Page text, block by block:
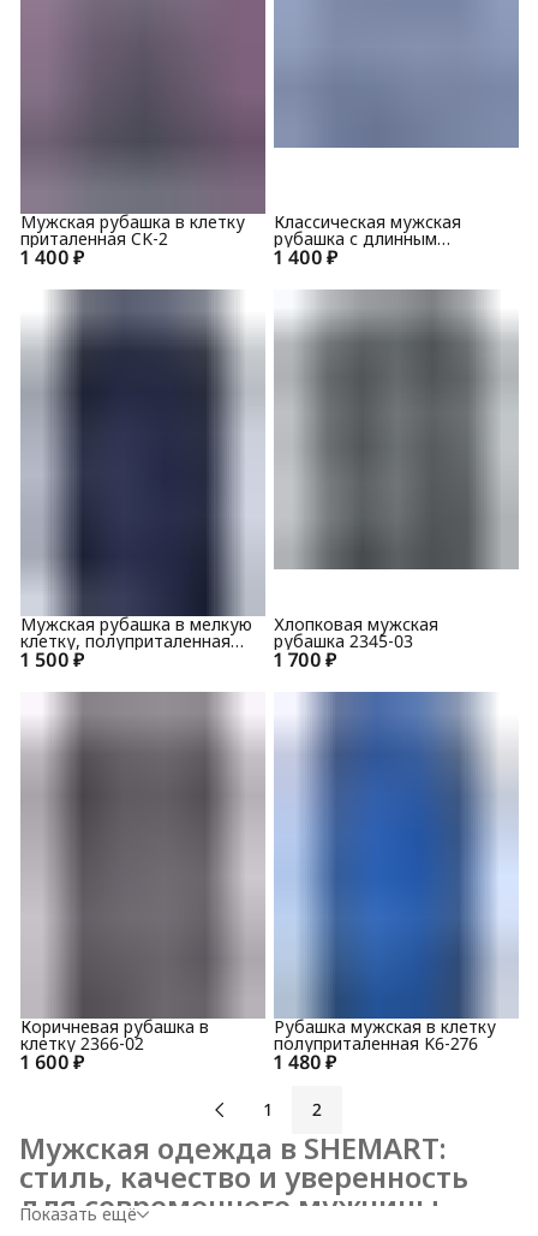
1 400 ₽
Мужская рубашка в клетку
приталенная CK-2
1 400 ₽
Классическая мужская
рубашка с длинным
рукавом 1LBM81+4
1 500 ₽
Мужская рубашка в мелкую
клетку, полуприталенная
4LBM22+2 1 700 ₽
Хлопковая мужская
рубашка 2345-03
1 600 ₽
Коричневая рубашка в
клетку 2366-02
1 480 ₽
Рубашка мужская в клетку
полуприталенная K6-276
1 2
Мужская одежда в SHEMART:
стиль, качество и уверенность
для современного мужчины
Показать ещё